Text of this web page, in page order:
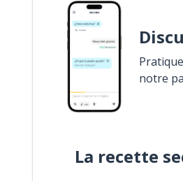
notre
La recette